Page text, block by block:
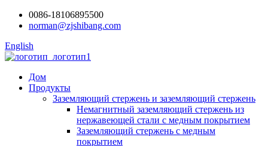
0086-18106895500
norman@zjshibang.com
English
Дом
Продукты
Заземляющий стержень и заземляющий стержень
Немагнитный заземляющий стержень из
нержавеющей стали с медным покрытием
Заземляющий стержень с медным
покрытием